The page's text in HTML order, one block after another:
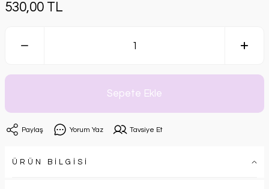
530,00 TL
Sepete Ekle
Paylaş Yorum Yaz Tavsiye Et
ÜRÜN BİLGİSİ